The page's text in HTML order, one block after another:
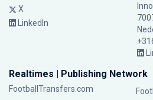
X
LinkedIn
Realtimes | Publishing Network
FootballTransfers.com